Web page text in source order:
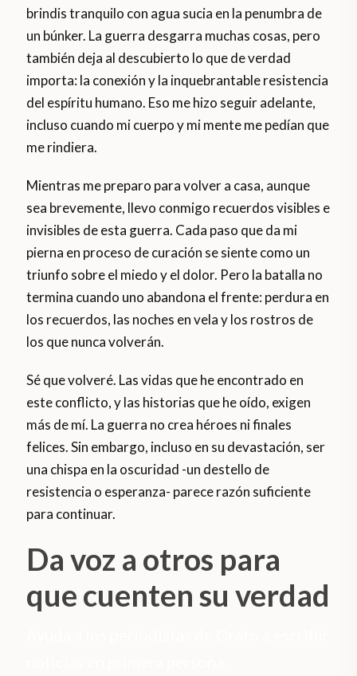
brindis tranquilo con agua sucia en la penumbra de
un búnker. La guerra desgarra muchas cosas, pero
también deja al descubierto lo que de verdad
importa: la conexión y la inquebrantable resistencia
del espíritu humano. Eso me hizo seguir adelante,
incluso cuando mi cuerpo y mi mente me pedían que
me rindiera.
Mientras me preparo para volver a casa, aunque
sea brevemente, llevo conmigo recuerdos visibles e
invisibles de esta guerra. Cada paso que da mi
pierna en proceso de curación se siente como un
triunfo sobre el miedo y el dolor. Pero la batalla no
termina cuando uno abandona el frente: perdura en
los recuerdos, las noches en vela y los rostros de
los que nunca volverán.
Sé que volveré. Las vidas que he encontrado en
este conflicto, y las historias que he oído, exigen
más de mí. La guerra no crea héroes ni finales
felices. Sin embargo, incluso en su devastación, ser
una chispa en la oscuridad -un destello de
resistencia o esperanza- parece razón suficiente
para continuar.
Da voz a otros para
que cuenten su verdad